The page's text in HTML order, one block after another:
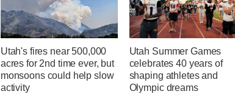
Utah's fires near 500,000
acres for 2nd time ever, but
monsoons could help slow
activity
Utah Summer Games
celebrates 40 years of
shaping athletes and
Olympic dreams